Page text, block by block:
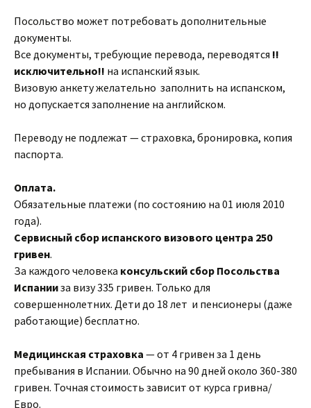
Посольство может потребовать дополнительные
документы.
Все документы, требующие перевода, переводятся !!
исключительно!! на испанский язык.
Визовую анкету желательно заполнить на испанском,
но допускается заполнение на английском.
Переводу не подлежат — страховка, бронировка, копия
паспорта.
Оплата.
Обязательные платежи (по состоянию на 01 июля 2010
года).
Сервисный сбор испанского визового центра 250
гривен.
За каждого человека консульский сбор Посольства
Испанииза визу 335 гривен. Только для
совершеннолетних. Дети до 18 лет и пенсионеры (даже
работающие) бесплатно.
Медицинская страховка — от 4 гривен за 1 день
пребывания в Испании. Обычно на 90 дней около 360-380
гривен. Точная стоимость зависит от курса гривна/
Евро.